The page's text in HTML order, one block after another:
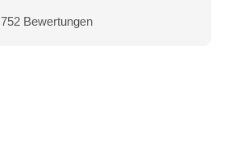
752 Bewertungen